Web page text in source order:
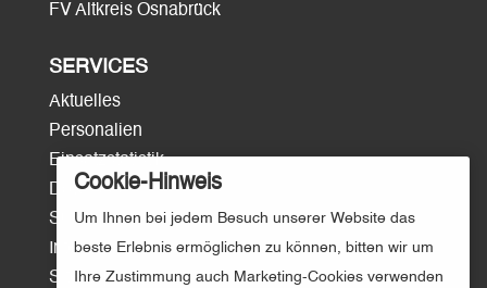
FV Altkreis Osnabrück
SERVICES
Aktuelles
Personalien
Einsatzstatistik
Download
Surftipps
Intern/Login
Sitemap
Cookie-Hinweis
Um Ihnen bei jedem Besuch unserer Website das
beste Erlebnis ermöglichen zu können, bitten wir um
Ihre Zustimmung auch Marketing-Cookies verwenden